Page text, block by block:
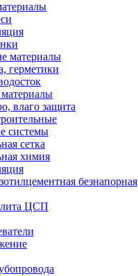
материалы
герметики
влаго защита
системы
сетка
химия
безнапорная
ЦСП